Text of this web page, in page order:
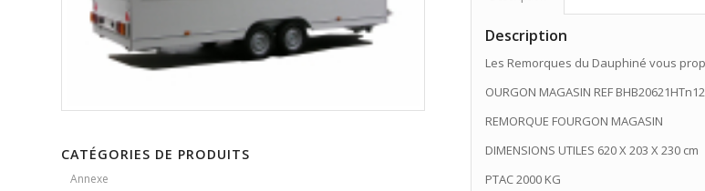
CATÉGORIES DE PRODUITS
Annexe
Description
Les Remorques du Dauphiné vous
OURGON MAGASIN REF
REMORQUE FOURGON MAGASIN
DIMENSIONS UTILES 620 X 203 X 230 cm
PTAC 2000 KG